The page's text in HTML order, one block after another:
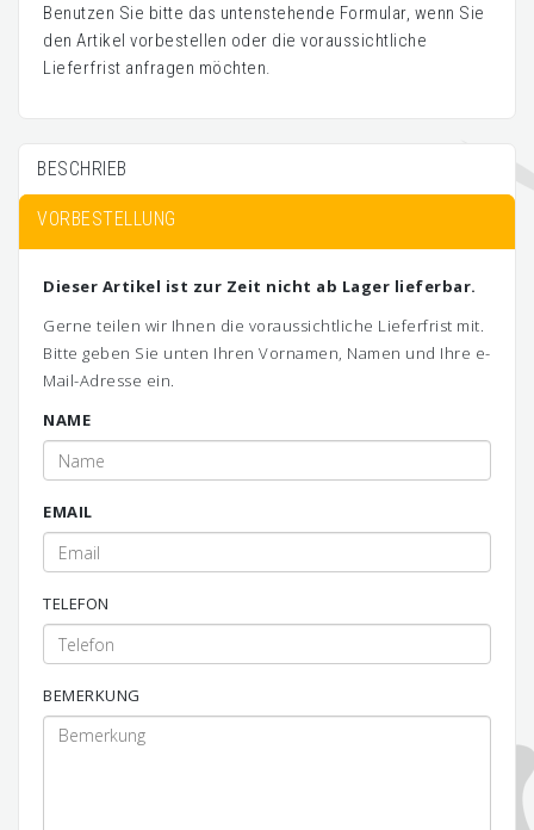
Benutzen Sie bitte das untenstehende Formular, wenn Sie
den Artikel vorbestellen oder die voraussichtliche
Lieferfrist anfragen möchten.
BESCHRIEB
VORBESTELLUNG
Dieser Artikel ist zur Zeit nicht ab Lager lieferbar.
Gerne teilen wir Ihnen die voraussichtliche Lieferfrist mit.
Bitte geben Sie unten Ihren Vornamen, Namen und Ihre e-
Mail-Adresse ein.
NAME
EMAIL
TELEFON
BEMERKUNG